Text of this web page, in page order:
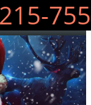
215-755